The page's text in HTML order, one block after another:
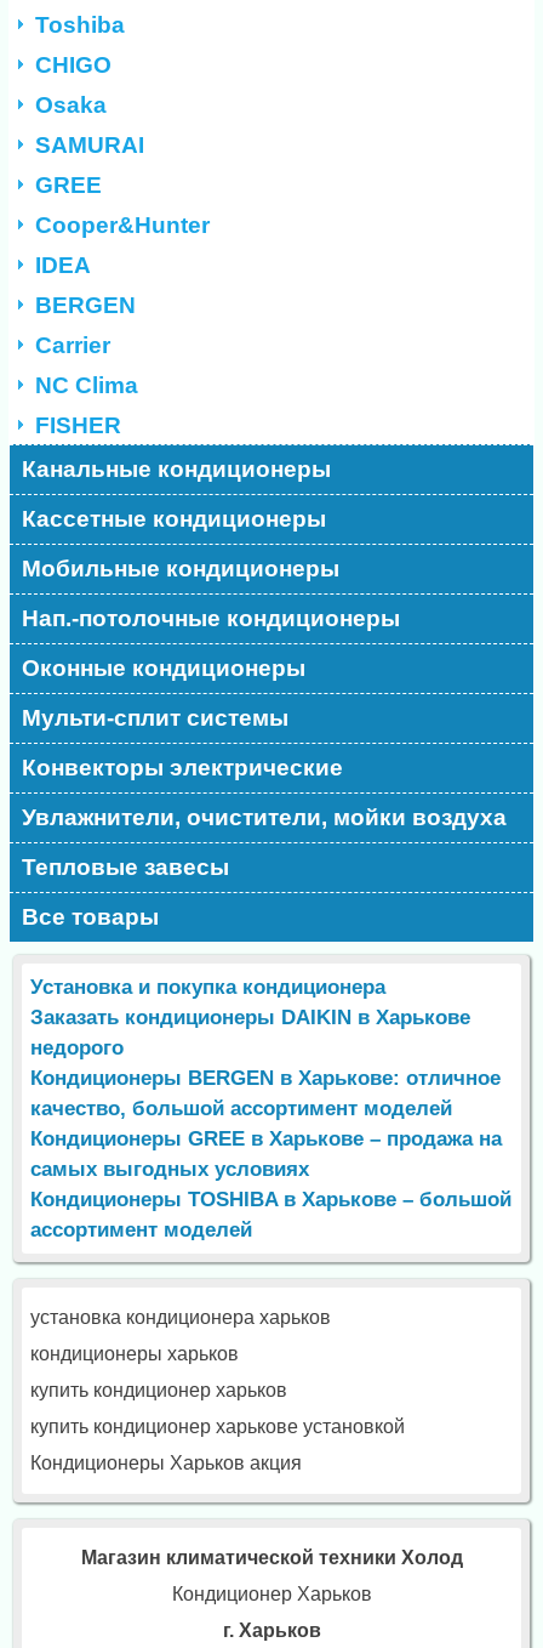
Toshiba
CHIGO
Osaka
SAMURAI
GREE
Cooper&Hunter
IDEA
BERGEN
Carrier
NC Clima
FISHER
Канальные кондиционеры
Кассетные кондиционеры
Мобильные кондиционеры
Нап.-потолочные кондиционеры
Оконные кондиционеры
Мульти-сплит системы
Конвекторы электрические
Увлажнители, очистители, мойки воздуха
Тепловые завесы
Все товары
Установка и покупка кондиционера
Заказать кондиционеры DAIKIN в Харькове
недорого
Кондиционеры BERGEN в Харькове: отличное
качество, большой ассортимент моделей
Кондиционеры GREE в Харькове – продажа на
самых выгодных условиях
Кондиционеры TOSHIBA в Харькове – большой
ассортимент моделей
установка кондиционера харьков
кондиционеры харьков
купить кондиционер харьков
купить кондиционер харькове установкой
Кондиционеры Харьков акция
Магазин климатической техники Холод
Кондиционер Харьков
г. Харьков